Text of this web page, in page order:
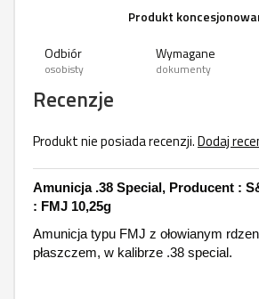
Produkt
Odbiór
osobisty
Wymagane
dokumenty
Recenzje
Produkt nie posiada recenzji.Dodaj
Amunicja .38 Special, Producent :
: FMJ 10,25g
Amunicja typu FMJ z ołowianym
płaszczem, w kalibrze .38 special.